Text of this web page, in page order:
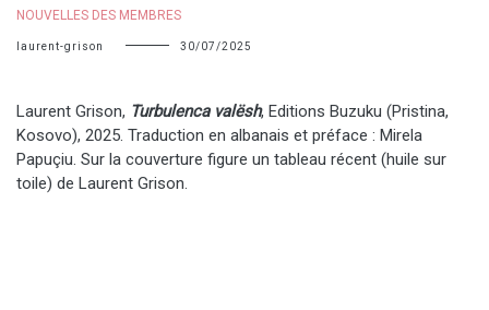
NOUVELLES DES MEMBRES
laurent-grison 30/07/2025
Laurent Grison, Turbulenca valësh, Editions Buzuku (Pristina,
Kosovo), 2025. Traduction en albanais et préface : Mirela
Papuçiu. Sur la couverture figure un tableau récent (huile sur
toile) de Laurent Grison.